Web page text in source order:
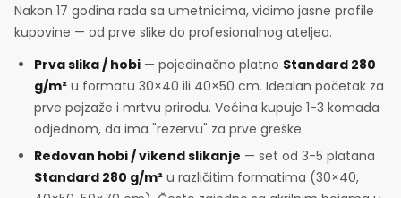
Nakon 17 godina rada sa umetnicima, vidimo jasne profile
kupovine — od prve slike do profesionalnog ateljea.
Prva slika / hobi — pojedinačno platno Standard 280
g/m² u formatu 30×40 ili 40×50 cm. Idealan početak za
prve pejzaže i mrtvu prirodu. Većina kupuje 1-3 komada
odjednom, da ima "rezervu" za prve greške.
Redovan hobi / vikend slikanje — set od 3-5 platana
Standard 280 g/m² u različitim formatima (30×40,